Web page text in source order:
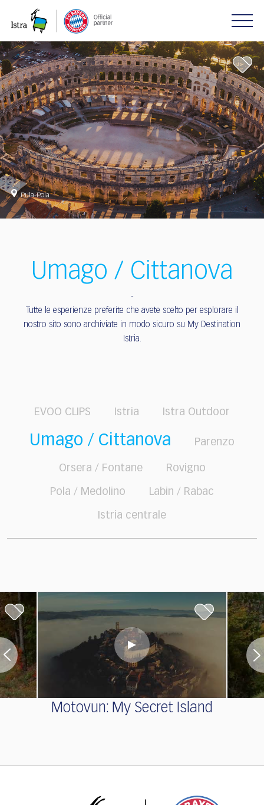
note:
website
includes
an
accessibility
system.
Pula-Pola
Umago / Cittanova
Tutte le esperienze preferite che avete scelto per esplorare il
nostro sito sono archiviate in modo sicuro su My Destination
Istria.
EVOO CLIPS Istria Istra Outdoor
Umago / Cittanova Parenzo
Orsera / Fontane Rovigno
Pola / Medolino Labin / Rabac
Istria centrale
Motovun: My Secret Island